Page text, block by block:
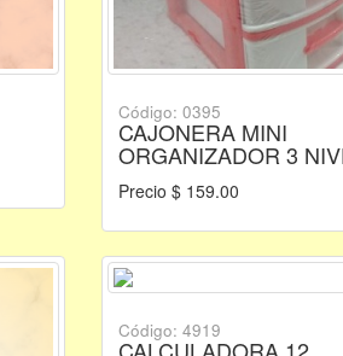
Código: 0395
CAJONERA MINI
ORGANIZADOR 3
Precio $ 159.00
Código: 4919
CALCULADORA 12